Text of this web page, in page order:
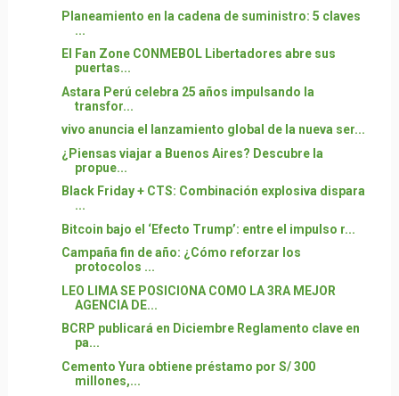
Planeamiento en la cadena de suministro: 5 claves
...
El Fan Zone CONMEBOL Libertadores abre sus
puertas...
Astara Perú celebra 25 años impulsando la
transfor...
vivo anuncia el lanzamiento global de la nueva ser...
¿Piensas viajar a Buenos Aires? Descubre la
propue...
Black Friday + CTS: Combinación explosiva dispara
...
Bitcoin bajo el ‘Efecto Trump’: entre el impulso r...
Campaña fin de año: ¿Cómo reforzar los
protocolos ...
LEO LIMA SE POSICIONA COMO LA 3RA MEJOR
AGENCIA DE...
BCRP publicará en Diciembre Reglamento clave en
pa...
Cemento Yura obtiene préstamo por S/ 300
millones,...